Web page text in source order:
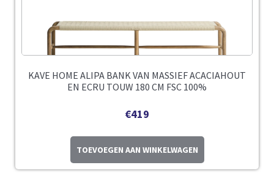
KAVE HOME ALIPA BANK VAN MASSIEF ACACIAHOUT
EN ECRU TOUW 180 CM FSC 100%
€419
TOEVOEGEN AAN WINKELWAGEN